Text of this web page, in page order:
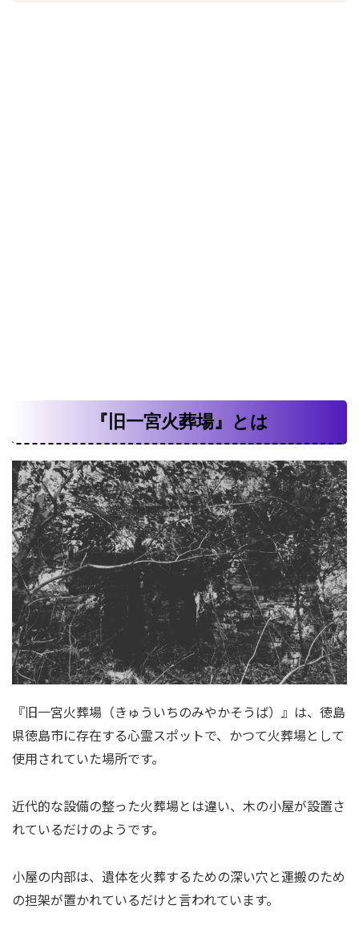
『旧一宮火葬場』とは
『旧一宮火葬場（きゅういちのみやかそうば）』は、徳島
県徳島市に存在する心霊スポットで、かつて火葬場として
使用されていた場所です。
近代的な設備の整った火葬場とは違い、木の小屋が設置さ
れているだけのようです。
小屋の内部は、遺体を火葬するための深い穴と運搬のため
の担架が置かれているだけと言われています。